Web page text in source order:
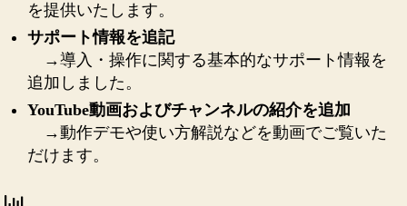
を提供いたします。
サポート情報を追記
→導入・操作に関する基本的なサポート情報を
追加しました。
YouTube動画およびチャンネルの紹介を追加
→動作デモや使い方解説などを動画でご覧いた
だけます。